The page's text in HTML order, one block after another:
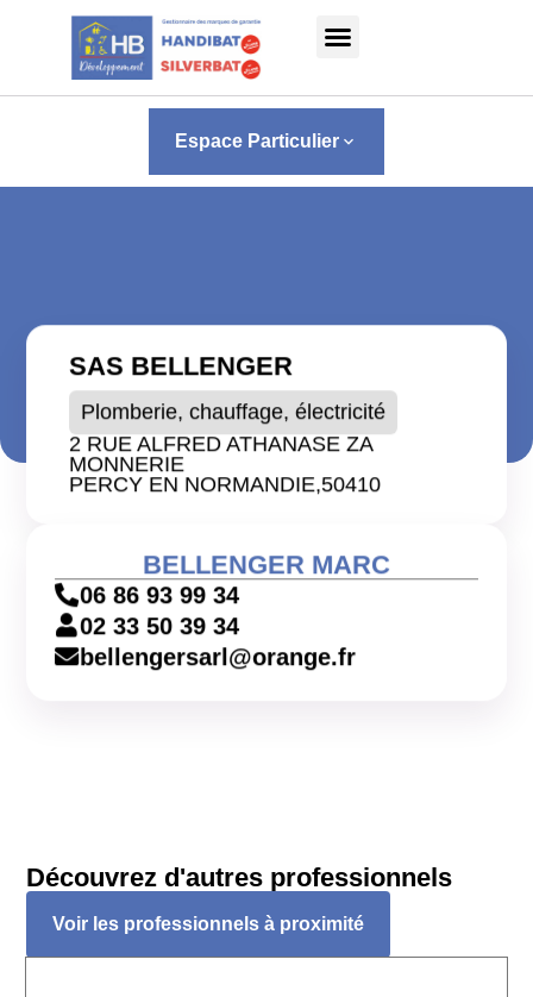
Panneau de gestion des cookies
Espace Particulier keyboard_arrow_down
SAS BELLENGER
Plomberie, chauffage, électricité
2 RUE ALFRED ATHANASE ZA
MONNERIE
PERCY EN NORMANDIE,50410
BELLENGER MARC
06 86 93 99 34
02 33 50 39 34
bellengersarl@orange.fr
Découvrez d'autres professionnels
Voir les professionnels à proximité